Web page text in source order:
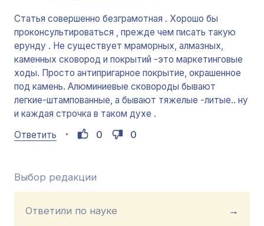
Статья совершенно безграмотная . Хорошо бы
проконсультироваться , прежде чем писать такую
ерунду . Не существует мраморных, алмазных,
каменных сковород и покрытий -это маркетинговые
ходы. Просто антипригарное покрытие, окрашенное
под камень. Алюминиевые сковороды бывают
легкие-штампованные, а бывают тяжелые -литые.. ну
и каждая строчка в таком духе .
Ответить
0 0
Выбор редакции
Ответили по науке →